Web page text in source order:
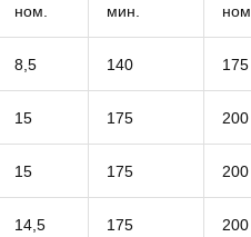
ном. мин. ном.
8,5 140 175
15 175 200
15 175 200
14,5 175 200